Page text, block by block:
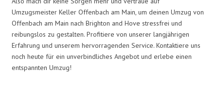
Umzugsmeister Keller Offenbach am Main, um deinen Umzug von
Offenbach am Main nach Brighton and Hove stressfrei und
reibungslos zu gestalten. Profitiere von unserer langjährigen
Erfahrung und unserem hervorragenden Service. Kontaktiere uns
noch heute für ein unverbindliches Angebot und erlebe einen
entspannten Umzug!